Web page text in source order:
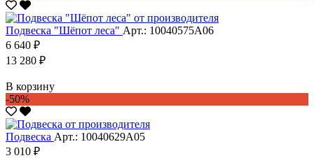
Подвеска "Шёпот леса" Арт.: 10040575А06
6 640 ₽
13 280 ₽
В корзину
-50%
Подвеска Арт.: 10040629А05
3 010 ₽